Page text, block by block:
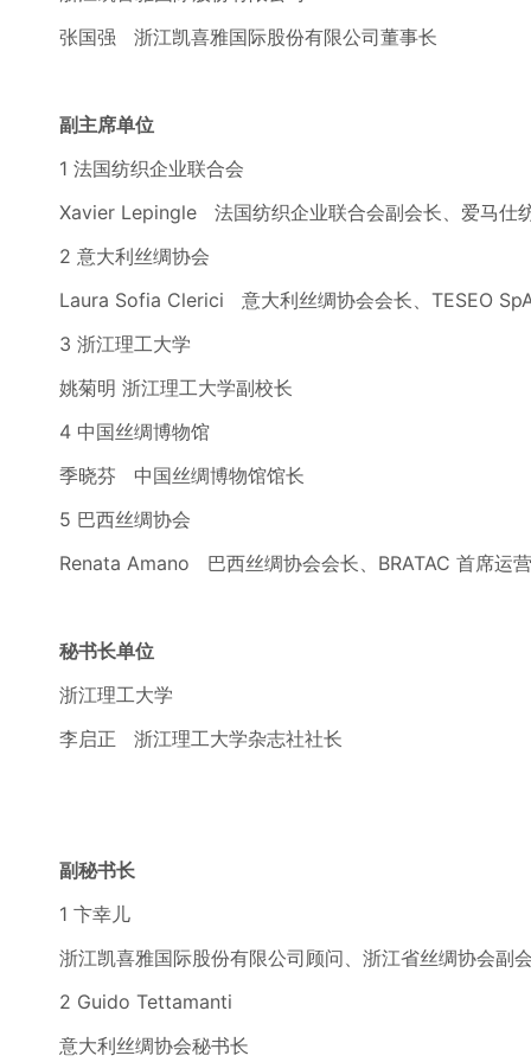
张国强 浙江凯喜雅国际股份有限公司董事长
副主席单位
1 法国纺织企业联合会
Xavier Lepingle 法国纺织企业联合会副会长、爱马仕
2 意大利丝绸协会
Laura Sofia Clerici 意大利丝绸协会会长、TESEO
3 浙江理工大学
姚菊明 浙江理工大学副校长
4 中国丝绸博物馆
季晓芬 中国丝绸博物馆馆长
5 巴西丝绸协会
Renata Amano 巴西丝绸协会会长、BRATAC 首席运
秘书长单位
浙江理工大学
李启正 浙江理工大学杂志社社长
副秘书长
1 卞幸儿
浙江凯喜雅国际股份有限公司顾问、浙江省丝绸协会副
2 Guido Tettamanti
意大利丝绸协会秘书长